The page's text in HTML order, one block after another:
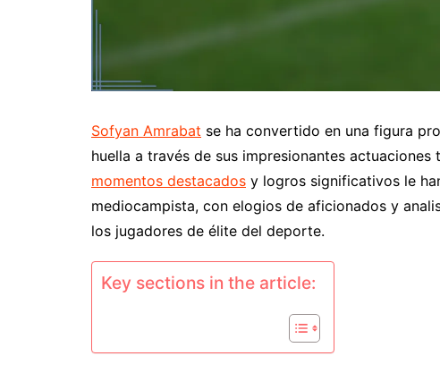
Sofyan Amrabat se ha convertido en una figura
huella a través de sus impresionantes
momentos destacados y logros significativos le
mediocampista, con elogios de aficionados y
los jugadores de élite del deporte.
Key sections in the article: